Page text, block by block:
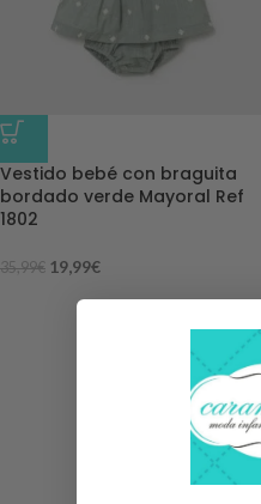
-44%
Vestido bebé con braguita
bordado verde Mayoral Ref
1802
35,99€ 19,99€